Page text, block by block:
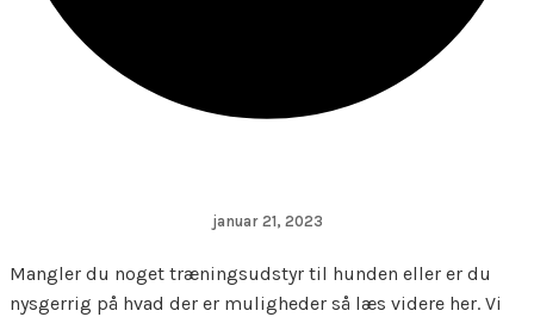
januar 21, 2023
Mangler du noget træningsudstyr til hunden eller er du
nysgerrig på hvad der er muligheder så læs videre her. Vi